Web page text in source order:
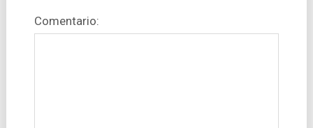
Comentario: